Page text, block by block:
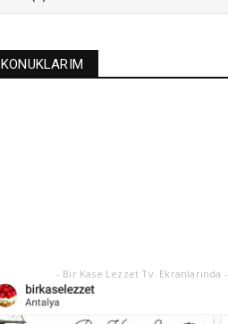
KURABİYELER
KONUKLARIM
- Bir Kase Lezzet Tv. Ekranlarında -